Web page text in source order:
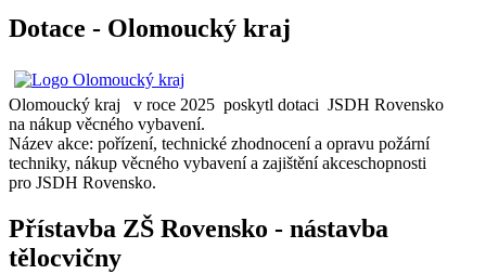
Dotace - Olomoucký kraj
Olomoucký kraj v roce 2025 poskytl dotaci JSDH Rovensko
na nákup věcného vybavení.
Název akce: pořízení, technické zhodnocení a opravu požární
techniky, nákup věcného vybavení a zajištění akceschopnosti
pro JSDH Rovensko.
Přístavba ZŠ Rovensko - nástavba
tělocvičny